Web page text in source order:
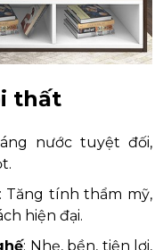
thất
nước tuyệt đối,
Tăng tính thẩm mỹ,
hiện đại.
: Nhẹ, bền, tiện lợi,